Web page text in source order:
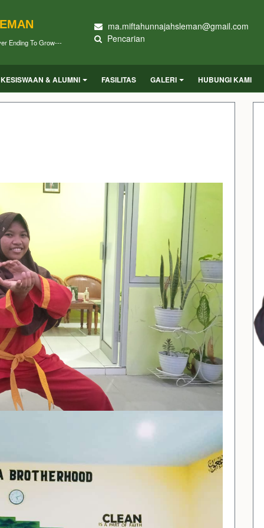
Ending To Grow---
ma.miftahunnajahsleman@gmail.com
Pencarian
KESISWAAN & ALUMNI FASILITAS GALERI HUBUNGI KAMI